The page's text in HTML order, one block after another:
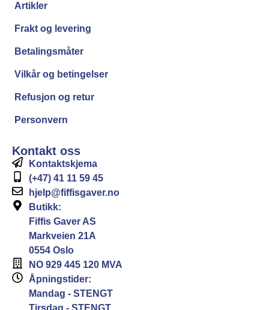
Artikler
Frakt og levering
Betalingsmåter
Vilkår og betingelser
Refusjon og retur
Personvern
Kontakt oss
Kontaktskjema
(+47) 41 11 59 45
hjelp@fiffisgaver.no
Butikk:
Fiffis Gaver AS
Markveien 21A
0554 Oslo
NO 929 445 120 MVA
Åpningstider:
Mandag - STENGT
Tirsdag - STENGT